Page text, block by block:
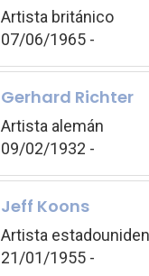
Artista británico
07/06/1965 -
Gerhard Richter
Artista alemán
09/02/1932 -
Jeff Koons
Artista
21/01/1955 -